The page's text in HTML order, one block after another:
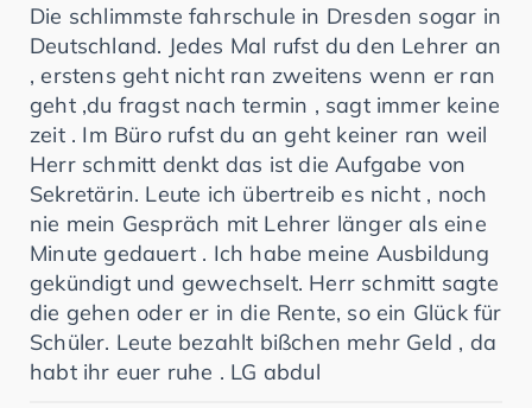
Die schlimmste fahrschule in Dresden sogar in
Deutschland. Jedes Mal rufst du den Lehrer an
, erstens geht nicht ran zweitens wenn er ran
geht ,du fragst nach termin , sagt immer keine
zeit . Im Büro rufst du an geht keiner ran weil
Herr schmitt denkt das ist die Aufgabe von
Sekretärin. Leute ich übertreib es nicht , noch
nie mein Gespräch mit Lehrer länger als eine
Minute gedauert . Ich habe meine Ausbildung
gekündigt und gewechselt. Herr schmitt sagte
die gehen oder er in die Rente, so ein Glück für
Schüler. Leute bezahlt bißchen mehr Geld , da
habt ihr euer ruhe . LG abdul